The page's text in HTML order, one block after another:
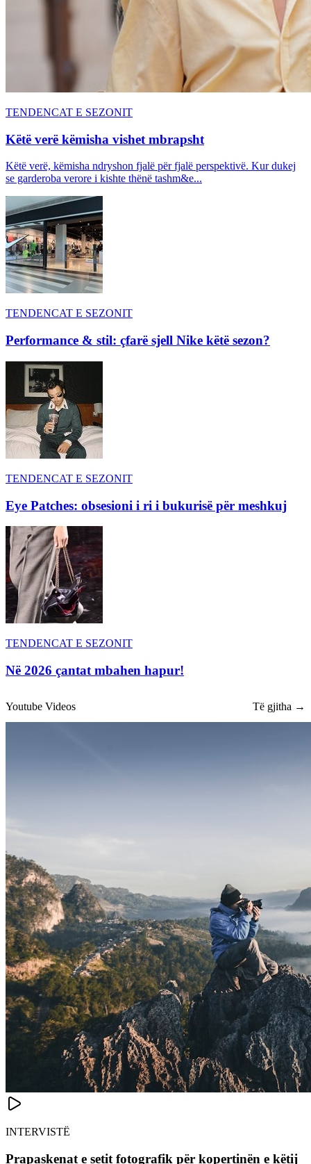
TENDENCAT E SEZONIT
Këtë verë këmisha vishet mbrapsht
Këtë verë, këmisha ndryshon fjalë për fjalë perspektivë. Kur dukej
se garderoba verore i kishte thënë tashm&e...
TENDENCAT E SEZONIT
Performance & stil: çfarë sjell Nike këtë sezon?
TENDENCAT E SEZONIT
Eye Patches: obsesioni i ri i bukurisë për meshkuj
TENDENCAT E SEZONIT
Në 2026 çantat mbahen hapur!
Youtube Videos Të gjitha →
INTERVISTË
Prapaskenat e setit fotografik për kopertinën e këtij